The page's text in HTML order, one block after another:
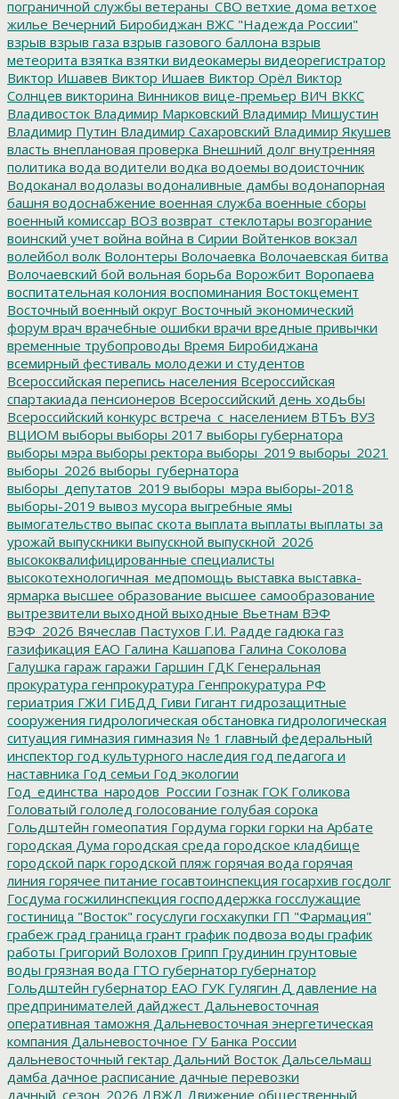
пограничной службы ветераны_СВО ветхие дома ветхое
жилье Вечерний Биробиджан ВЖС "Надежда России"
взрыв взрыв газа взрыв газового баллона взрыв
метеорита взятка взятки видеокамеры видеорегистратор
Виктор Ишавев Виктор Ишаев Виктор Орёл Виктор
Солнцев викторина Винников вице-премьер ВИЧ ВККС
Владивосток Владимир Марковский Владимир Мишустин
Владимир Путин Владимир Сахаровский Владимир Якушев
власть внеплановая проверка Внешний долг внутренняя
политика вода водители водка водоемы водоисточник
Водоканал водолазы водоналивные дамбы водонапорная
башня водоснабжение военная служба военные сборы
военный комиссар ВОЗ возврат_стеклотары возгорание
воинский учет война война в Сирии Войтенков вокзал
волейбол волк Волонтеры Волочаевка Волочаевская битва
Волочаевский бой вольная борьба Ворожбит Воропаева
воспитательная колония воспоминания Востокцемент
Восточный военный округ Восточный экономический
форум врач врачебные ошибки врачи вредные привычки
временные трубопроводы Время Биробиджана
всемирный фестиваль молодежи и студентов
Всероссийская перепись населения Всероссийская
спартакиада пенсионеров Всероссийский день ходьбы
Всероссийский конкурс встреча_с_населением ВТБъ ВУЗ
ВЦИОМ выборы выборы 2017 выборы губернатора
выборы мэра выборы ректора выборы_2019 выборы_2021
выборы_2026 выборы_губернатора
выборы_депутатов_2019 выборы_мэра выборы-2018
выборы-2019 вывоз мусора выгребные ямы
вымогательство выпас скота выплата выплаты выплаты за
урожай выпускники выпускной выпускной_2026
высококвалифицированные специалисты
высокотехнологичная_медпомощь выставка выставка-
ярмарка высшее образование высшее самообразование
вытрезвители выходной выходные Вьетнам ВЭФ
ВЭФ_2026 Вячеслав Пастухов Г.И. Радде гадюка газ
газификация ЕАО Галина Кашапова Галина Соколова
Галушка гараж гаражи Гаршин ГДК Генеральная
прокуратура генпрокуратура Генпрокуратура РФ
гериатрия ГЖИ ГИБДД Гиви Гигант гидрозащитные
сооружения гидрологическая обстановка гидрологическая
ситуация гимназия гимназия № 1 главный федеральный
инспектор год культурного наследия год педагога и
наставника Год семьи Год экологии
Год_единства_народов_России Гознак ГОК Голикова
Головатый гололед голосование голубая сорока
Гольдштейн гомеопатия Гордума горки горки на Арбате
городская Дума городская среда городское кладбище
городской парк городской пляж горячая вода горячая
линия горячее питание госавтоинспекция госархив госдолг
Госдума госжилинспекция господдержка госслужащие
гостиница "Восток" госуслуги госхакупки ГП "Фармация"
грабеж град граница грант график подвоза воды график
работы Григорий Волохов Грипп Грудинин грунтовые
воды грязная вода ГТО губернатор губернатор
Гольдштейн губернатор ЕАО ГУК Гулягин Д давление на
предпринимателей дайджест Дальневосточная
оперативная таможня Дальневосточная энергетическая
компания Дальневосточное ГУ Банка России
дальневосточный гектар Дальний Восток Дальсельмаш
дамба дачное расписание дачные перевозки
дачный_сезон_2026 ДВЖД Движение общественный